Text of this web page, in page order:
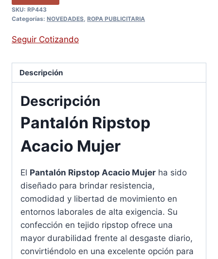
SKU: RP443
Categorías: NOVEDADES ROPA PUBLICITARIA
Seguir Cotizando
Descripción
Descripción
Pantalón Ripstop
Acacio Mujer
El Pantalón Ripstop Acacio Mujer ha sido
diseñado para brindar resistencia,
comodidad y libertad de movimiento en
entornos laborales de alta exigencia. Su
confección en tejido ripstop ofrece una
mayor durabilidad frente al desgaste diario,
convirtiéndolo en una excelente opción para